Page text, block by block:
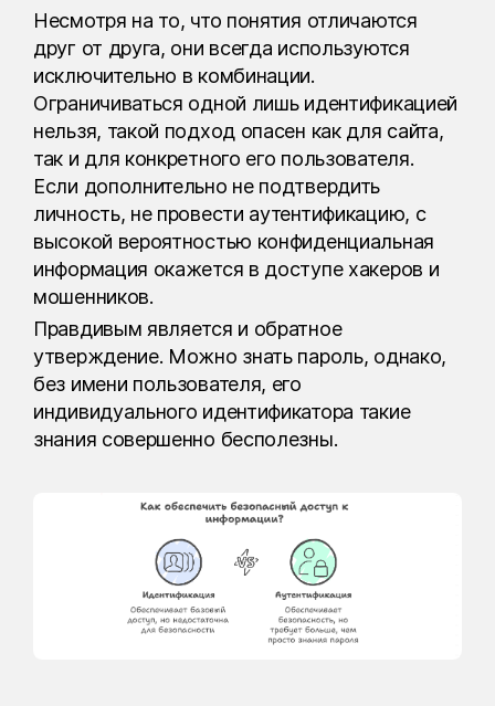
Несмотря на то, что понятия отличаются
друг от друга, они всегда используются
исключительно в комбинации.
Ограничиваться одной лишь идентификацией
нельзя, такой подход опасен как для сайта,
так и для конкретного его пользователя.
Если дополнительно не подтвердить
личность, не провести аутентификацию, с
высокой вероятностью конфиденциальная
информация окажется в доступе хакеров и
мошенников.
Правдивым является и обратное
утверждение. Можно знать пароль, однако,
без имени пользователя, его
индивидуального идентификатора такие
знания совершенно бесполезны.